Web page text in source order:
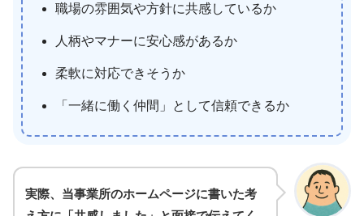
職場の雰囲気や方針に共感しているか
人柄やマナーに安心感があるか
柔軟に対応できそうか
「一緒に働く仲間」として信頼できるか
実際、当事業所のホームページに書いた考